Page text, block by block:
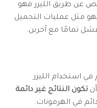
عن طريق الليزر فهو
مثل عمليات التجميل
تمامًا مع آخرين.
في استخدام الليزر
تكون النتائج غير دائمة
في الهرمونات.